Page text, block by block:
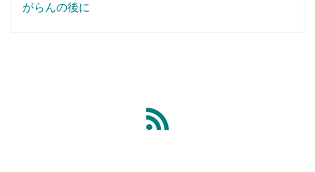
がらんの後に